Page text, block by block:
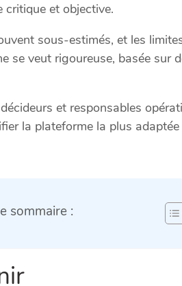
critique et objective.
sous-estimés, et les
se veut rigoureuse, basée sur
et responsables
la plateforme la plus
sommaire :